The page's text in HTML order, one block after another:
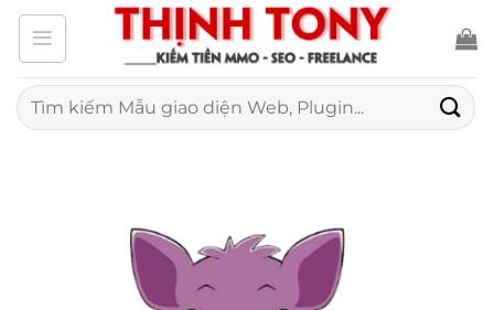
Bỏ
qua
nội
dung
Tìm
kiếm: